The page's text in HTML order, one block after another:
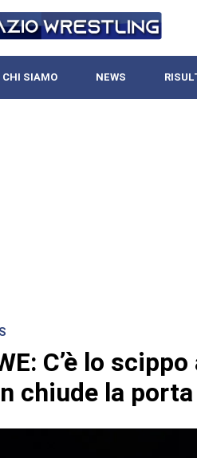
CHI SIAMO NEWS
C’è lo
chiude la porta